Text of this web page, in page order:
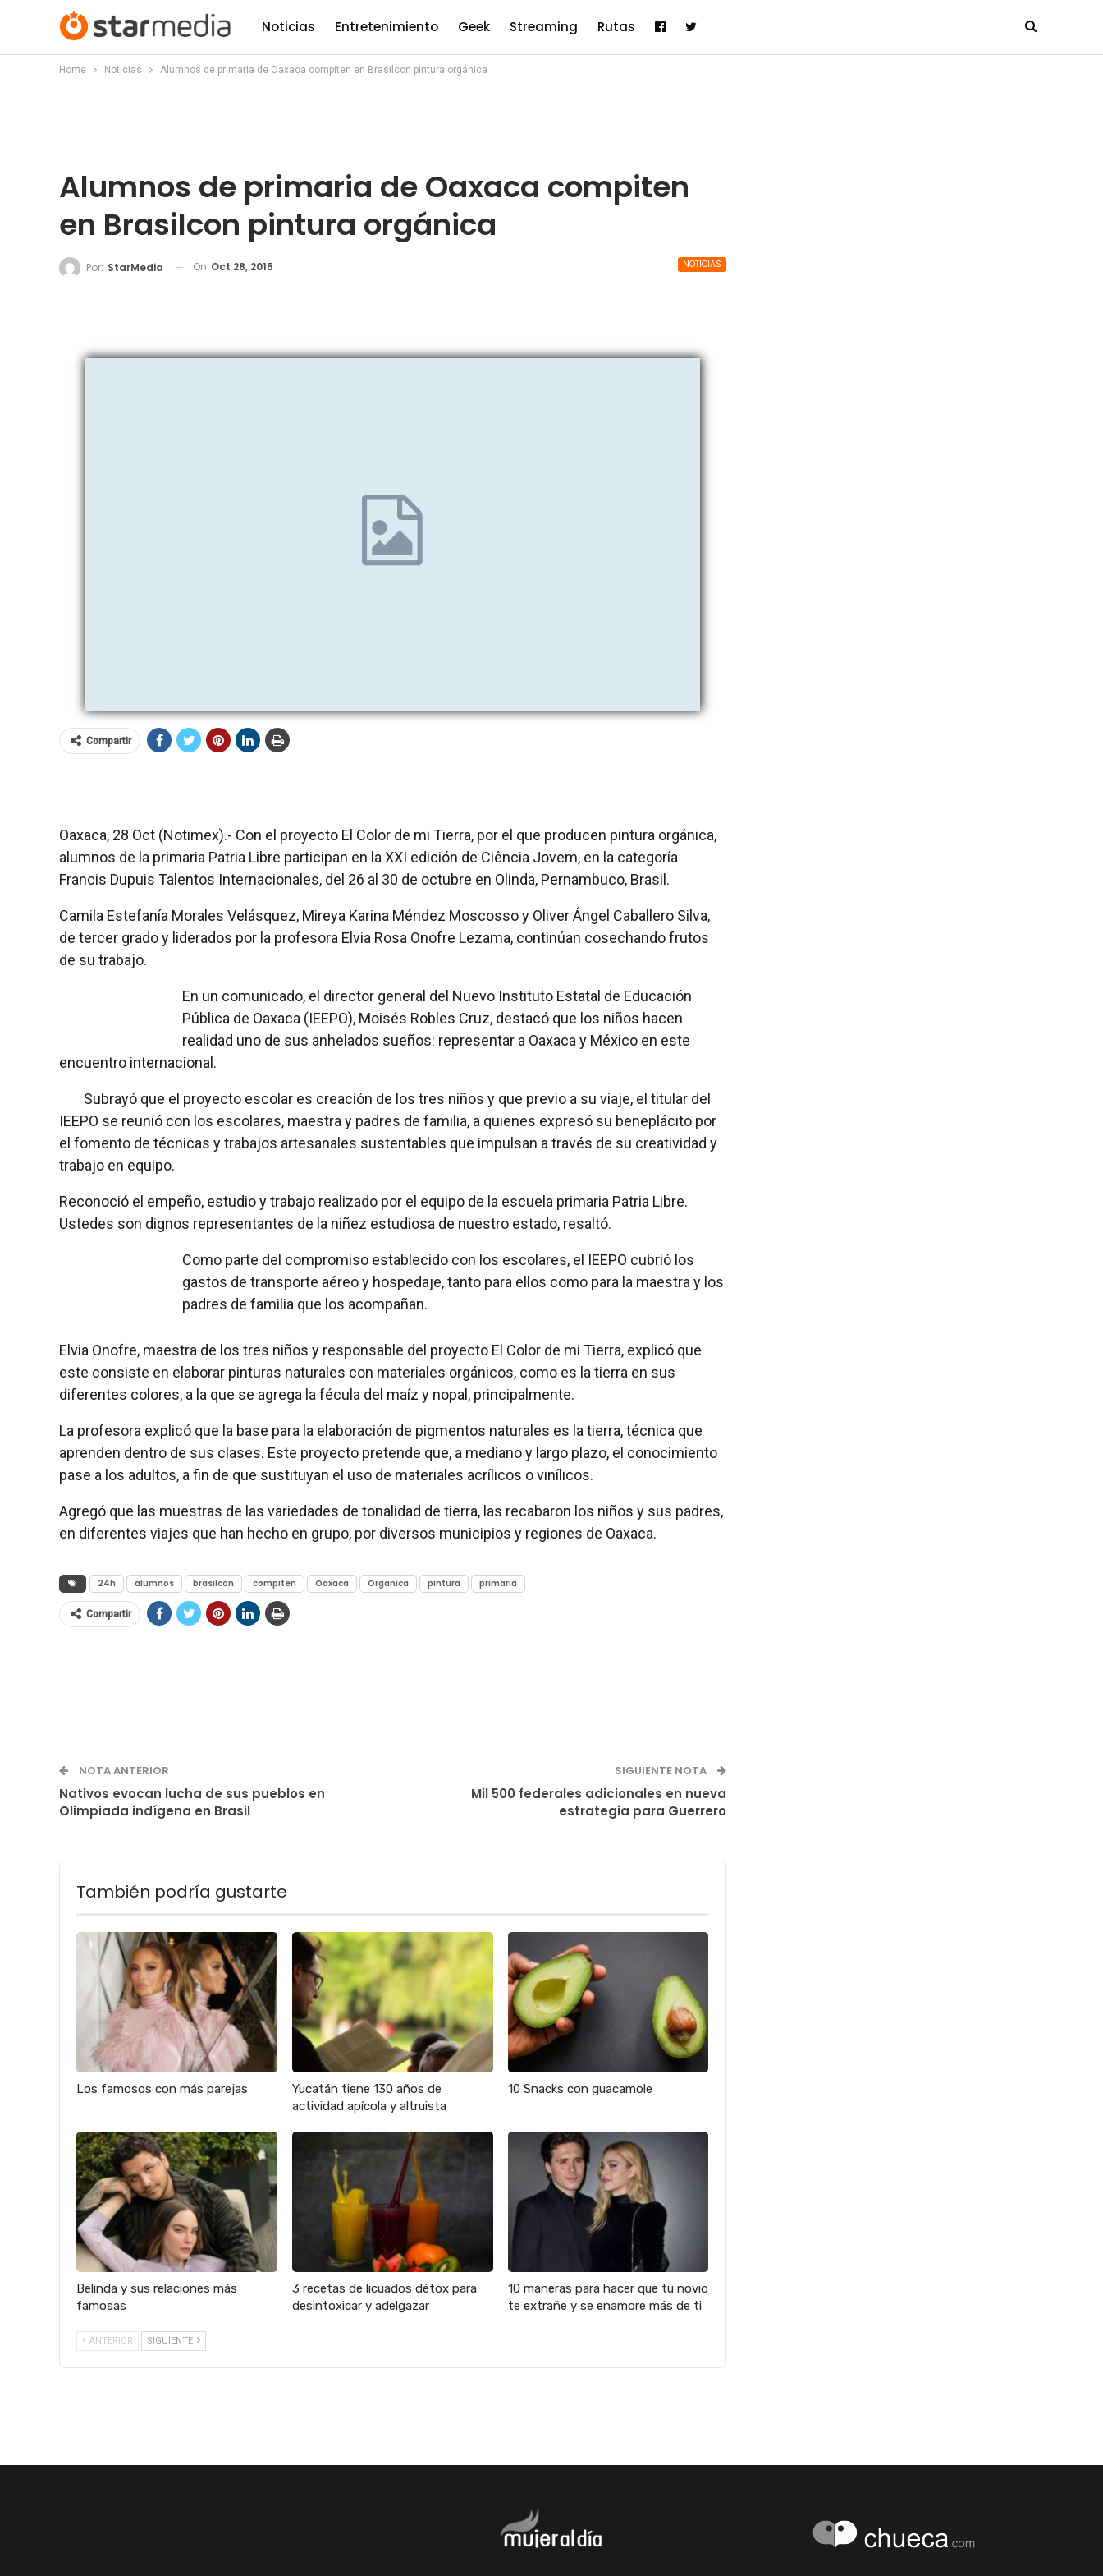
Noticias Entretenimiento Geek Streaming Rutas
Home Noticias Alumnos de primaria de Oaxaca compiten en Brasilcon pintura orgánica
Alumnos de primaria de Oaxaca compiten
en Brasilcon pintura orgánica
NOTICIAS
Por: StarMedia On Oct 28, 2015
Compartir
Oaxaca, 28 Oct (Notimex).- Con el proyecto El Color de mi Tierra, por el que producen pintura orgánica,
alumnos de la primaria Patria Libre participan en la XXI edición de Ciência Jovem, en la categoría
Francis Dupuis Talentos Internacionales, del 26 al 30 de octubre en Olinda, Pernambuco, Brasil.
Camila Estefanía Morales Velásquez, Mireya Karina Méndez Moscosso y Oliver Ángel Caballero Silva,
de tercer grado y liderados por la profesora Elvia Rosa Onofre Lezama, continúan cosechando frutos
de su trabajo.
En un comunicado, el director general del Nuevo Instituto Estatal de Educación
Pública de Oaxaca (IEEPO), Moisés Robles Cruz, destacó que los niños hacen
realidad uno de sus anhelados sueños: representar a Oaxaca y México en este
encuentro internacional.
Subrayó que el proyecto escolar es creación de los tres niños y que previo a su viaje, el titular del
IEEPO se reunió con los escolares, maestra y padres de familia, a quienes expresó su beneplácito por
el fomento de técnicas y trabajos artesanales sustentables que impulsan a través de su creatividad y
trabajo en equipo.
Reconoció el empeño, estudio y trabajo realizado por el equipo de la escuela primaria Patria Libre.
Ustedes son dignos representantes de la niñez estudiosa de nuestro estado, resaltó.
Como parte del compromiso establecido con los escolares, el IEEPO cubrió los
gastos de transporte aéreo y hospedaje, tanto para ellos como para la maestra y los
padres de familia que los acompañan.
Elvia Onofre, maestra de los tres niños y responsable del proyecto El Color de mi Tierra, explicó que
este consiste en elaborar pinturas naturales con materiales orgánicos, como es la tierra en sus
diferentes colores, a la que se agrega la fécula del maíz y nopal, principalmente.
La profesora explicó que la base para la elaboración de pigmentos naturales es la tierra, técnica que
aprenden dentro de sus clases. Este proyecto pretende que, a mediano y largo plazo, el conocimiento
pase a los adultos, a fin de que sustituyan el uso de materiales acrílicos o vinílicos.
Agregó que las muestras de las variedades de tonalidad de tierra, las recabaron los niños y sus padres,
en diferentes viajes que han hecho en grupo, por diversos municipios y regiones de Oaxaca.
24h alumnos brasilcon compiten Oaxaca Organica pintura primaria
Compartir
NOTA ANTERIOR
Nativos evocan lucha de sus pueblos en
Olimpiada indígena en Brasil
SIGUIENTE NOTA
Mil 500 federales adicionales en nueva
estrategia para Guerrero
También podría gustarte
Los famosos con más parejas
Yucatán tiene 130 años de
actividad apícola y altruista
10 Snacks con guacamole
Belinda y sus relaciones más
famosas
3 recetas de licuados détox para
desintoxicar y adelgazar
10 maneras para hacer que tu novio
te extrañe y se enamore más de ti
ANTERIOR SIGUIENTE